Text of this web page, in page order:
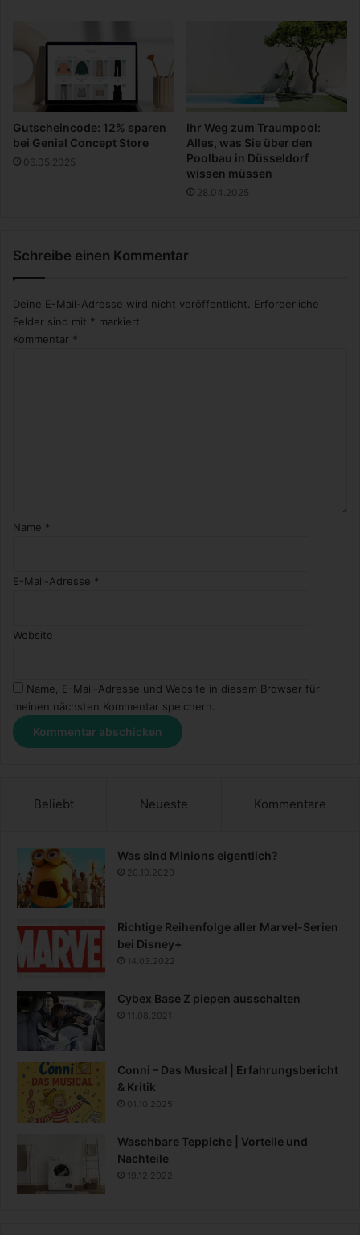
m
e
t
Gutscheincode: 12% sparen
bei Genial Concept Store
06.05.2025
Ihr Weg zum Traumpool:
Alles, was Sie über den
Poolbau in Düsseldorf
wissen müssen
28.04.2025
Schreibe einen Kommentar
Deine E-Mail-Adresse wird nicht veröffentlicht.
Erforderliche
Felder sind mit * markiert
Kommentar *
Name *
E-Mail-Adresse *
Website
Name, E-Mail-Adresse und Website in diesem Browser für
meinen nächsten Kommentar speichern.
Beliebt Neueste Kommentare
Was sind Minions eigentlich?
20.10.2020
Richtige Reihenfolge aller Marvel-Serien
bei Disney+
14.03.2022
Cybex Base Z piepen ausschalten
11.08.2021
Conni – Das Musical | Erfahrungsbericht
& Kritik
01.10.2025
Waschbare Teppiche | Vorteile und
Nachteile
19.12.2022